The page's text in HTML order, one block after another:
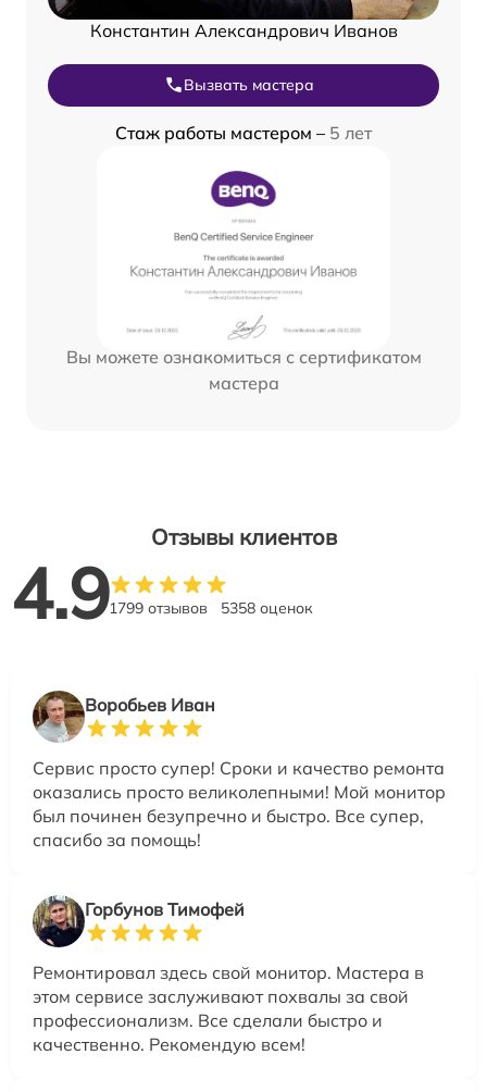
Константин Александрович Иванов
Вызвать мастера
Стаж работы мастером – 5 лет
Вы можете ознакомиться с сертификатом
мастера
Отзывы клиентов
4.91799 отзывов 5358 оценок
Воробьев Иван
Сервис просто супер! Сроки и качество ремонта
оказались просто великолепными! Мой монитор
был починен безупречно и быстро. Все супер,
спасибо за помощь!
Горбунов Тимофей
Ремонтировал здесь свой монитор. Мастера в
этом сервисе заслуживают похвалы за свой
профессионализм. Все сделали быстро и
качественно. Рекомендую всем!